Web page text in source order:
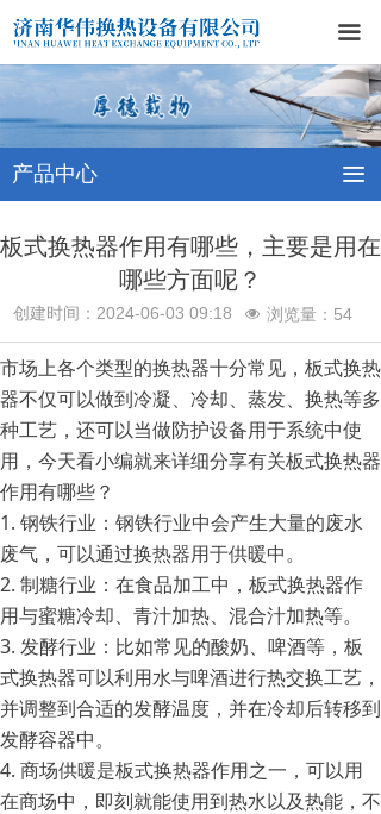
끀
网站首页
关于我们
产品中心
新闻中心
联系我们
끀
产品中心
板式换热器作用有哪些，主要是用在
哪些方面呢？
创建时间： 2024-06-03 09:18 넶 浏览量： 54
市场上各个类型的换热器十分常见，板式换热
器不仅可以做到冷凝、冷却、蒸发、换热等多
种工艺，还可以当做防护设备用于系统中使
用，今天看小编就来详细分享有关板式换热器
作用有哪些？
1. 钢铁行业：钢铁行业中会产生大量的废水
废气，可以通过换热器用于供暖中。
2. 制糖行业：在食品加工中，板式换热器作
用与蜜糖冷却、青汁加热、混合汁加热等。
3. 发酵行业：比如常见的酸奶、啤酒等，板
式换热器可以利用水与啤酒进行热交换工艺，
并调整到合适的发酵温度，并在冷却后转移到
发酵容器中。
4. 商场供暖是板式换热器作用之一，可以用
在商场中，即刻就能使用到热水以及热能，不